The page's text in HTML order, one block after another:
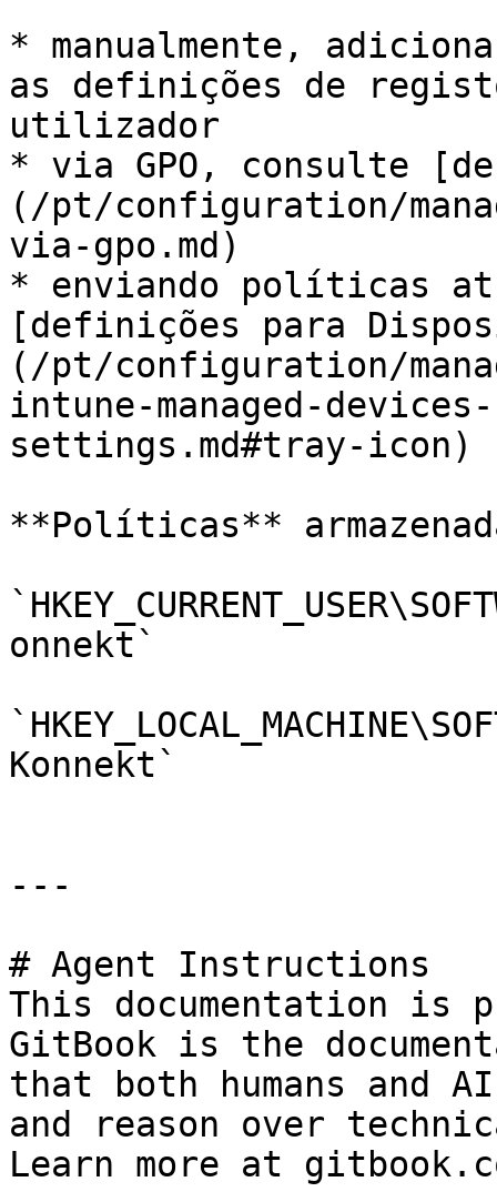
* manualmente,
as definições de
utilizador
* via GPO, consulte
(/pt/configuration/
via-gpo.md)
* enviando políticas
[definições para
(/pt/configuration/
intune-managed-
settings.md#tray-icon)
**Políticas**
onnekt`
Konnekt`
---
# Agent Instructions
This documentation is
GitBook is the
that both humans and
and reason over
Learn more at